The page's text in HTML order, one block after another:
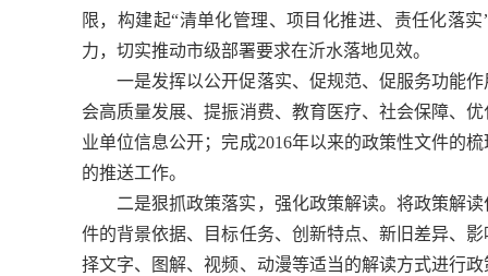
限，构建起“清单化管理、项目化推进、责任化落
力，切实推动市级部署要求在沂水落地见效。
一是发挥以公开促落实、促规范、促服务功能
会高质量发展、提振消费、教育医疗、社会保障、
业单位信息公开；完成2016年以来的政策性文件的
的推送工作。
二是狠抓政策落实，强化政策解读。将政策解
件的背景依据、目标任务、创新特点、新旧差异、
择文字、图解、视频、动漫等适当的解读方式进行